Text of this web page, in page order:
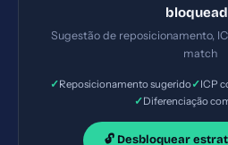
Sugestão de reposicionamento,
match
✓Reposicionamento sugerido✓ICP
✓Diferenciação
🔓 Desbloquear